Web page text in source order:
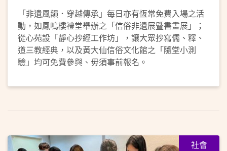
「非遺風韻．穿越傳承」每日亦有恆常免費入場之活
動，如鳳鳴樓禮堂舉辦之「信俗非遺展暨書畫展」；
從心苑設「靜心抄經工作坊」，讓大眾抄寫儒、釋、
道三教經典，以及黃大仙信俗文化館之「隨堂小測
驗」均可免費參與、毋須事前報名。
社會